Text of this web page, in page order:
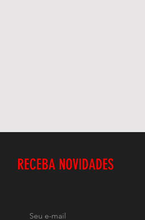
RECEBA NOVIDADES